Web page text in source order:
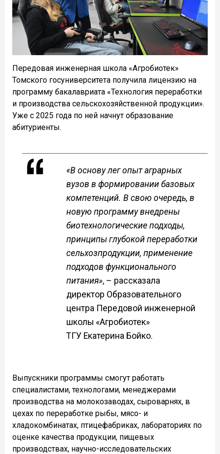
Передовая инженерная школа «Агробиотек»
Томского госуниверситета получила лицензию на
программу бакалавриата «Технология переработки
и производства сельскохозяйственной продукции».
Уже с 2025 года по ней начнут образование
абитуриенты.
«В основу лег опыт аграрных
вузов в формировании базовых
компетенций. В свою очередь, в
новую программу внедрены
биотехнологические подходы,
принципы глубокой переработки
сельхозпродукции, применение
подходов функционального
питания», – рассказала
директор Образовательного
центра Передовой инженерной
школы «Агробиотек»
ТГУ Екатерина Бойко.
Выпускники программы смогут работать
специалистами, технологами, менеджерами
производства на молокозаводах, сыроварнях, в
цехах по переработке рыбы, мясо- и
хладокомбинатах, птицефабриках, лабораториях по
оценке качества продукции, пищевых
производствах, научно-исследовательских